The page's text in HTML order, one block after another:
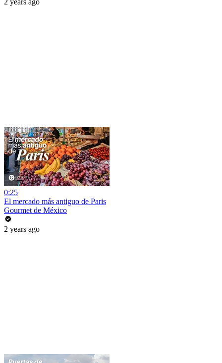
2 years ago
0:25
El mercado más antiguo de Paris
Gourmet de México
2 years ago